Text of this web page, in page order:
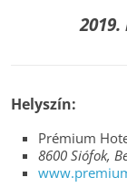
Helyszín:
Prémium
8600 Siófok,